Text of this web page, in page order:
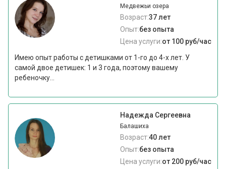
Медвежьи озера
Возраст:37 лет
Опыт:без опыта
Цена услуги:от 100 руб/час
Имею опыт работы с детишками от 1-го до 4-х лет. У
самой двое детишек: 1 и 3 года, поэтому вашему
ребеночку...
Надежда Сергеевна
Балашиха
Возраст:40 лет
Опыт:без опыта
Цена услуги:от 200 руб/час